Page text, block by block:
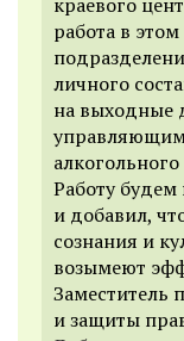
работа в
личного
на выходные
Работу будем
и добавил,
сознания и
возымеют
Заместитель
и защиты